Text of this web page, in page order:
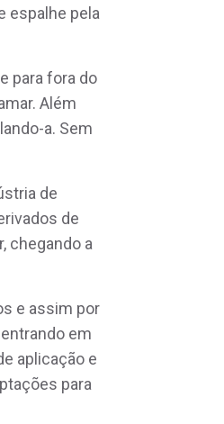
espalhe pela
para fora do
Além
a. Sem
de
de
chegando a
e assim por
em
aplicação e
para